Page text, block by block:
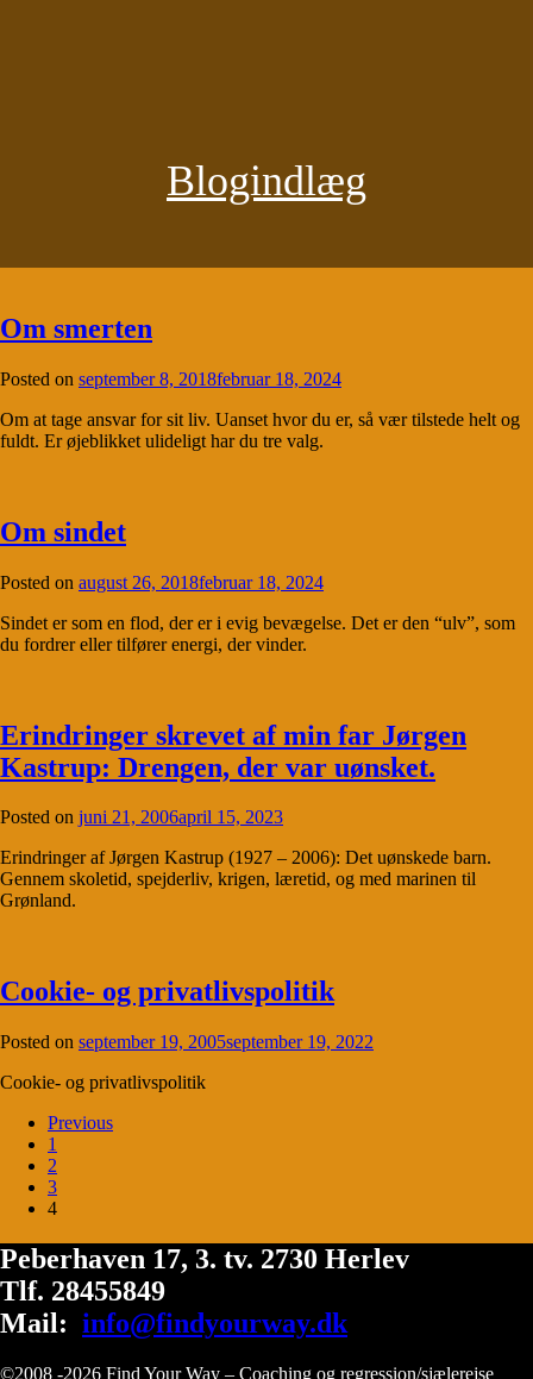
Blogindlæg
Om smerten
Posted on september 8, 2018februar 18, 2024
Om at tage ansvar for sit liv. Uanset hvor du er, så vær tilstede helt og
fuldt. Er øjeblikket ulideligt har du tre valg.
Om sindet
Posted on august 26, 2018februar 18, 2024
Sindet er som en flod, der er i evig bevægelse. Det er den “ulv”, som
du fordrer eller tilfører energi, der vinder.
Erindringer skrevet af min far Jørgen
Kastrup: Drengen, der var uønsket.
Posted on juni 21, 2006april 15, 2023
Erindringer af Jørgen Kastrup (1927 – 2006): Det uønskede barn.
Gennem skoletid, spejderliv, krigen, læretid, og med marinen til
Grønland.
Cookie- og privatlivspolitik
Posted on september 19, 2005september 19, 2022
Cookie- og privatlivspolitik
Previous
1
2
3
4
Peberhaven 17, 3. tv. 2730 Herlev
Tlf. 28455849
Mail: info@findyourway.dk
©2008 -2026 Find Your Way – Coaching og regression/sjælerejse